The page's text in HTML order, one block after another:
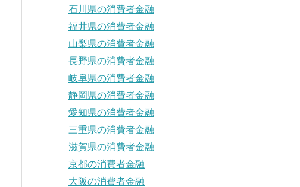
石川県の消費者金融
福井県の消費者金融
山梨県の消費者金融
長野県の消費者金融
岐阜県の消費者金融
静岡県の消費者金融
愛知県の消費者金融
三重県の消費者金融
滋賀県の消費者金融
京都の消費者金融
大阪の消費者金融